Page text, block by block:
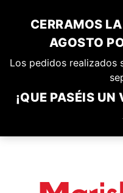
CERRAMOS
AGOSTO
Los pedidos realizados
¡QUE PASÉIS